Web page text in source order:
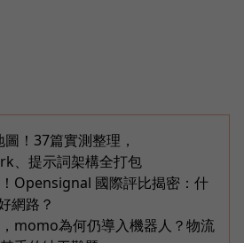
！37篇實測整理，
、提示詞架構全打包
Opensignal 國際評比揭密：什
網路？
momo為何仍導入機器人？物流